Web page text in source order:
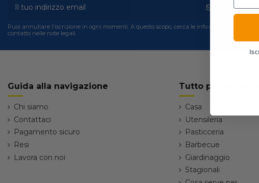
Puoi annullare l'iscrizione in ogni momenti. A questo scopo, cerca le info di
contatto nelle note legali.
Guida alla navigazione
Chi siamo
Contattaci
Pagamento sicuro
Resi
Lavora con noi
Tutto per la tua
Casa
Utensileria
Pasticceria
Barbecue
Giardinaggio
Stagionali